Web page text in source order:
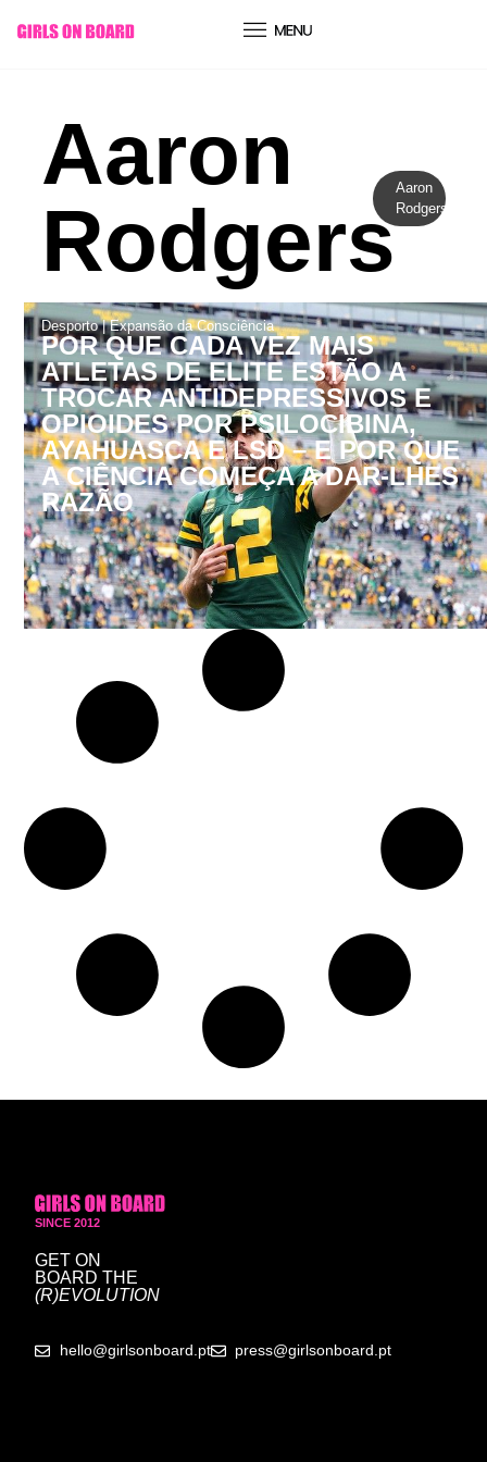
conteúdo
Aaron
Rodgers
Aaron
Rodgers
Desporto|Expansão da Consciência
POR QUE CADA VEZ MAIS
ATLETAS DE ELITE ESTÃO A
TROCAR ANTIDEPRESSIVOS E
OPIOIDES POR PSILOCIBINA,
AYAHUASCA E LSD – E POR QUE
A CIÊNCIA COMEÇA A DAR-LHES
RAZÃO
SINCE 2012
GET ON
BOARD THE
(R)EVOLUTION
hello@girlsonboard.pt press@girlsonboard.pt